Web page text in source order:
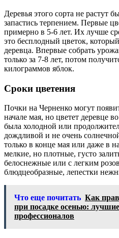
Деревья этого сорта не растут
запастись терпением. Первые
примерно в 5-6 лет. Их лучше
это бесплодный цветок,
деревца. Впервые собрать
только за 7-8 лет, потом
килограммов яблок.
Сроки цветения
Почки на Черненко могут
начале мая, но цветет деревце
была холодной или
дождливой и не очень
только в конце мая или даже в
мелкие, но плотные, густо
белоснежные или с легким
блюдцеобразные, лепестки
Что еще почитать Как
при посадке осенью:
профессионалов